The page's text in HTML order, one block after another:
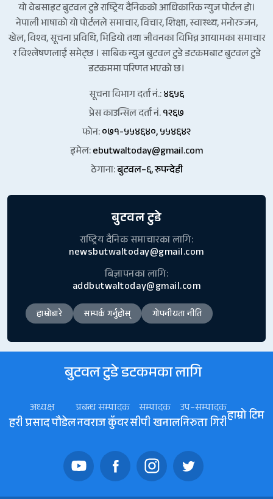
यो वेबसाइट बुटवल टुडे राष्ट्रिय दैनिकको आधिकारिक न्युज पोर्टल हो।
नेपाली भाषाको यो पोर्टलले समाचार, विचार, शिक्षा, स्वास्थ्य, मनोरञ्जन,
खेल, विश्व, सूचना प्रविधि, भिडियो तथा जीवनका विभिन्न आयामका समाचार
र विश्लेषणलाई समेट्छ । साबिक न्युज बुटवल टुडे डटकमबाट बुटवल टुडे
डटकममा परिणत भएको छ।
सूचना विभाग दर्ता नं.:४६५६
प्रेस काउन्सिल दर्ता नं.१२६७
फोन:०७१-५५४६४०, ५५४६४२
इमेल:ebutwaltoday@gmail.com
ठेगाना:बुटवल–६, रुपन्देही
बुटवल टुडे
राष्ट्रिय दैनिक समाचारका लागि:
newsbutwaltoday@gmail.com
बिज्ञापनका लागि:
addbutwaltoday@gmail.com
हाम्रोबारे सम्पर्क गर्नुहोस् गोपनीयता नीति
बुटवल टुडे डटकमका लागि
अध्यक्ष
हरी प्रसाद पौडेल
प्रबन्ध सम्पादक
नवराज कॅुवर
सम्पादक
सीपी खनाल
उप–सम्पादक
निरुता गिरीहाम्रो टिम